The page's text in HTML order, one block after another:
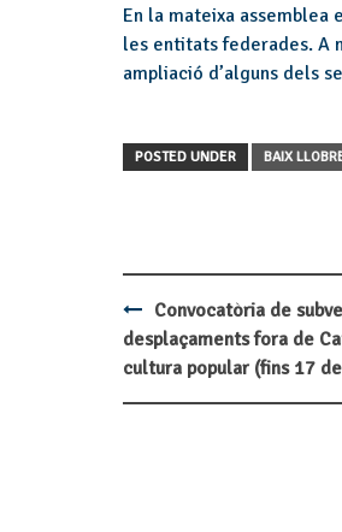
En la mateixa assemblea
les entitats federades. A
ampliació d’alguns dels
POSTED UNDER BAIX
Post
navigation
Convocatòria de
desplaçaments fora de
cultura popular (fins 17